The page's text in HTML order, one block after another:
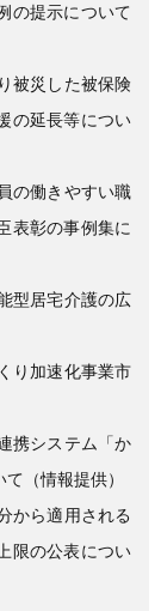
の提示について
被災した被保険
の延長等につい
の働きやすい職
表彰の事例集に
型居宅介護の広
り加速化事業市
携システム「か
（情報提供）
から適用される
限の公表につい